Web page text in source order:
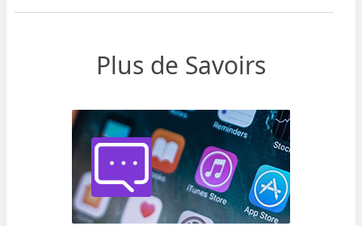
Plus de Savoirs